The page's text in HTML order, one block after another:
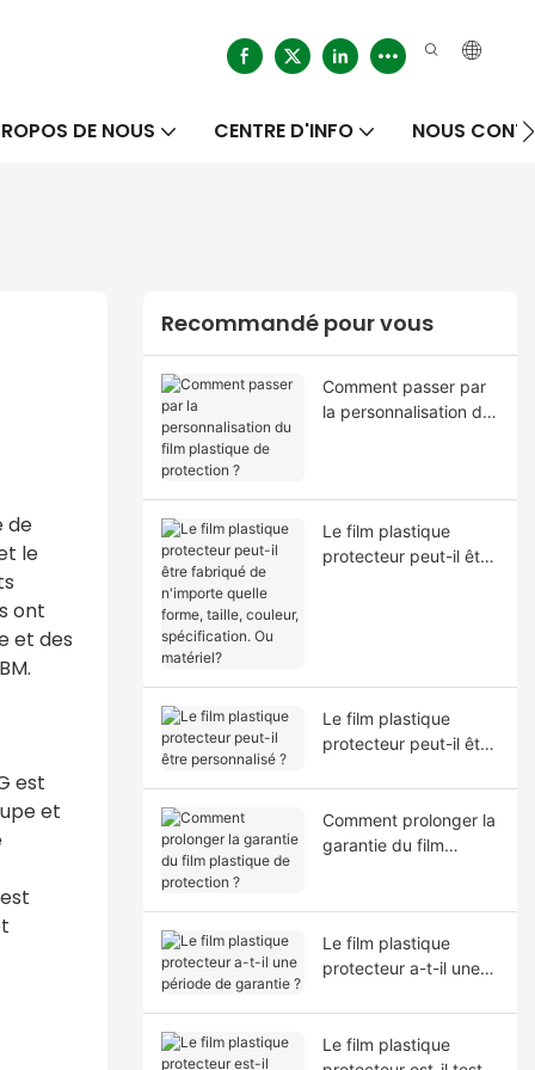
DE NOUS CENTRE D'INFO NOUS
de
le
ont
et des
est
et
Recommandé pour vous
Comment passer par
la personnalisation du
Le film plastique
protecteur peut-il être
Le film plastique
protecteur peut-il être
Comment prolonger la
garantie du film
Le film plastique
protecteur a-t-il une
Le film plastique